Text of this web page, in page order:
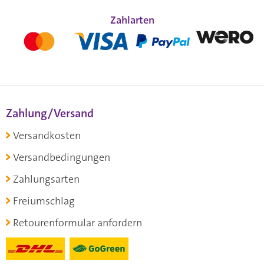
Zahlarten
Zahlung/Versand
Versandkosten
Versandbedingungen
Zahlungsarten
Freiumschlag
Retourenformular anfordern